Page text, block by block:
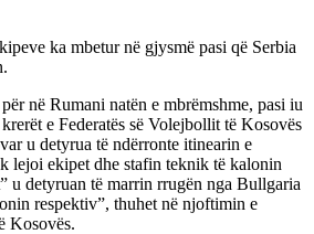
ka mbetur në gjysmë pasi që Serbia
në Rumani natën e mbrëmshme, pasi iu
e Federatës së Volejbollit të Kosovës
u detyrua të ndërronte itinearin e
lejoi ekipet dhe stafin teknik të kalonin
u detyruan të marrin rrugën nga Bullgaria
respektiv”, thuhet në njoftimin e
Kosovës.